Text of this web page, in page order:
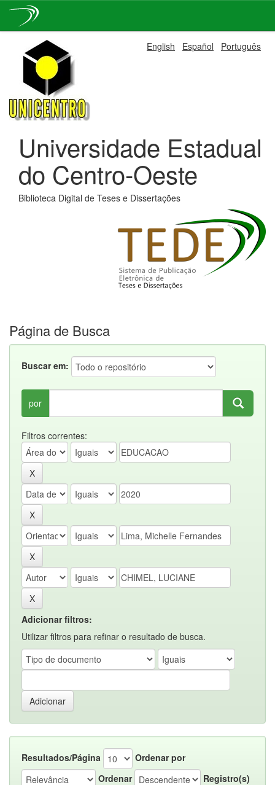
navigation
English Español Português
Universidade Estadual
do Centro-Oeste
Biblioteca Digital de Teses e Dissertações
Página de Busca
Buscar em:
por
Filtros correntes:
Adicionar filtros:
Utilizar filtros para refinar o resultado de busca.
Resultados/Página
Ordenar por
Ordenar
Registro(s)